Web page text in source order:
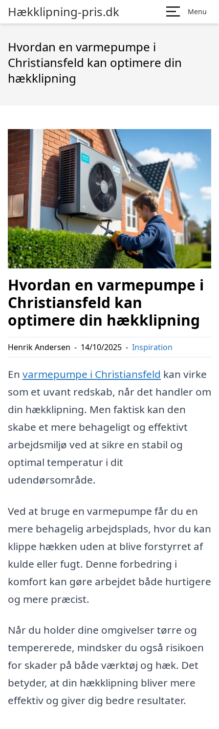
Hækklipning-pris.dk Menu
Hvordan en varmepumpe i
Christiansfeld kan optimere din
hækklipning
Hvordan en varmepumpe i
Christiansfeld kan
optimere din hækklipning
Henrik Andersen - 14/10/2025 - Inspiration
En varmepumpe i Christiansfeld kan virke
som et uvant redskab, når det handler om
din hækklipning. Men faktisk kan den
skabe et mere behageligt og effektivt
arbejdsmiljø ved at sikre en stabil og
optimal temperatur i dit
udendørsområde.
Ved at bruge en varmepumpe får du en
mere behagelig arbejdsplads, hvor du kan
klippe hækken uden at blive forstyrret af
kulde eller fugt. Denne forbedring i
komfort kan gøre arbejdet både hurtigere
og mere præcist.
Når du holder dine omgivelser tørre og
tempererede, mindsker du også risikoen
for skader på både værktøj og hæk. Det
betyder, at din hækklipning bliver mere
effektiv og giver dig bedre resultater.